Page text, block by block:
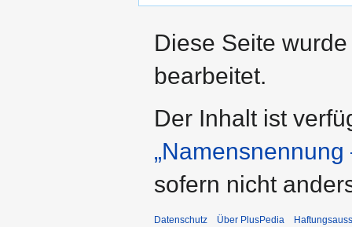
Diese Seite
bearbeitet.
Der Inhalt ist
sofern nicht
Datenschutz Über PlusPedia